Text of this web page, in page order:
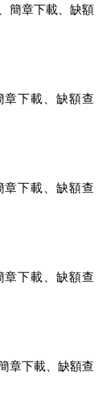
簡章下載、缺額
章下載、缺額查
章下載、缺額查
章下載、缺額查
章下載、缺額查